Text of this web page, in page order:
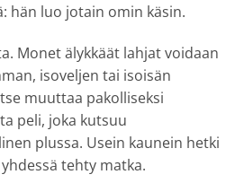
hän luo jotain omin käsin.
Monet älykkäät lahjat voidaan
isoveljen tai isoisän
muuttaa pakolliseksi
peli, joka kutsuu
plussa. Usein kaunein hetki
tehty matka.